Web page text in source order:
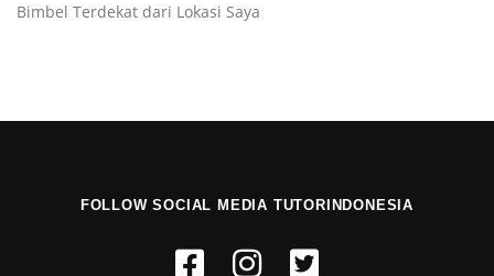
Bimbel Terdekat dari Lokasi Saya
FOLLOW SOCIAL MEDIA TUTORINDONESIA